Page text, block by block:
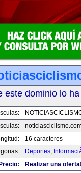
este dominio lo
16 caracteres
Deportes,
Precio:
Realizar una